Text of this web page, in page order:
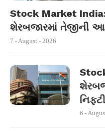
Stock Market
શેરબજારમાં તેજીની
7 - August - 2026
6 -